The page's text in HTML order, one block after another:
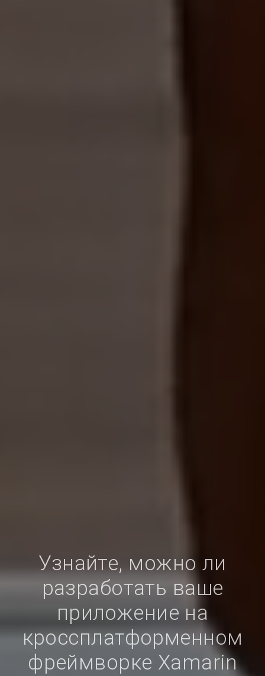
Узнайте, можно ли
разработать ваше
приложение на
кроссплатформенном
фреймворке Xamarin